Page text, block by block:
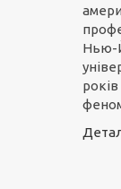
Нью-